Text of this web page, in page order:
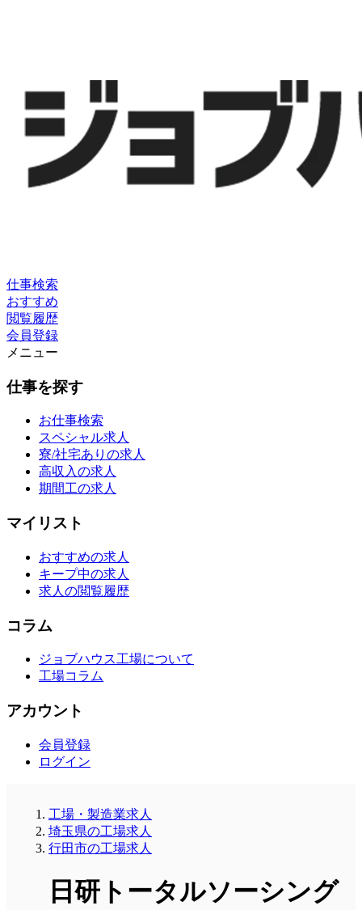
仕事検索
おすすめ
閲覧履歴
会員登録
メニュー
仕事を探す
お仕事検索
スペシャル求人
寮/社宅ありの求人
高収入の求人
期間工の求人
マイリスト
おすすめの求人
キープ中の求人
求人の閲覧履歴
コラム
ジョブハウス工場について
工場コラム
アカウント
会員登録
ログイン
工場・製造業求人
埼玉県の工場求人
行田市の工場求人
日研トータルソーシング